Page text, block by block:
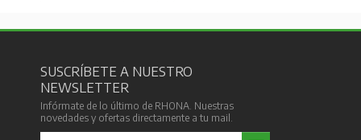
SUSCRÍBETE A NUESTRO
NEWSLETTER
Infórmate de lo último de RHONA. Nuestras
novedades y ofertas directamente a tu mail.